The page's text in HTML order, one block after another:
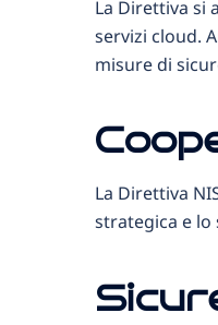
La Direttiva si
servizi cloud.
misure di
La Direttiva
strategica e lo